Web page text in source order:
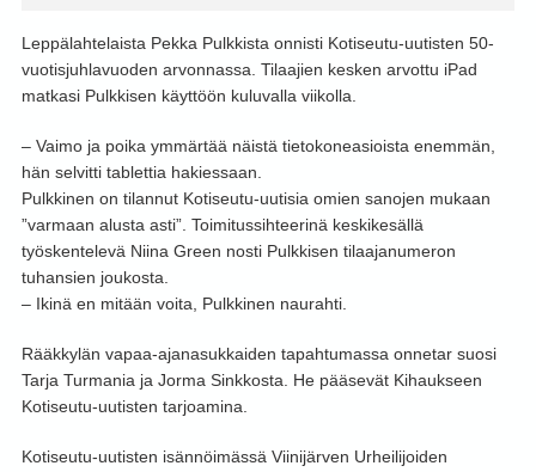
Leppälahtelaista Pekka Pulkkista onnisti Kotiseutu-uutisten 50-
vuotisjuhlavuoden arvonnassa. Tilaajien kesken arvottu iPad
matkasi Pulkkisen käyttöön kuluvalla viikolla.
– Vaimo ja poika ymmärtää näistä tietokoneasioista enemmän,
hän selvitti tablettia hakiessaan.
Pulkkinen on tilannut Kotiseutu-uutisia omien sanojen mukaan
”varmaan alusta asti”. Toimitussihteerinä keskikesällä
työskentelevä Niina Green nosti Pulkkisen tilaajanumeron
tuhansien joukosta.
– Ikinä en mitään voita, Pulkkinen naurahti.
Rääkkylän vapaa-ajanasukkaiden tapahtumassa onnetar suosi
Tarja Turmania ja Jorma Sinkkosta. He pääsevät Kihaukseen
Kotiseutu-uutisten tarjoamina.
Kotiseutu-uutisten isännöimässä Viinijärven Urheilijoiden